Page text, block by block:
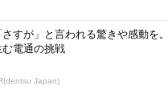
さすが」と言われる驚きや感動を
む電通の挑戦
Japan)